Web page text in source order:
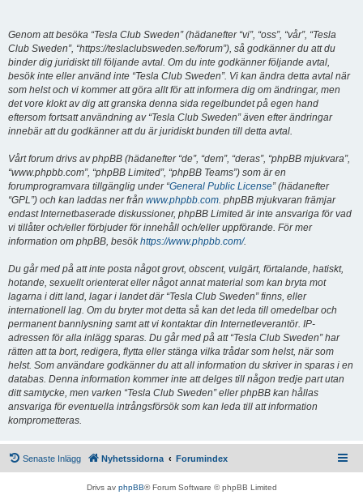
Genom att besöka “Tesla Club Sweden” (hädanefter “vi”, “oss”, “vår”, “Tesla
Club Sweden”, “https://teslaclubsweden.se/forum”), så godkänner du att du
binder dig juridiskt till följande avtal. Om du inte godkänner följande avtal,
besök inte eller använd inte “Tesla Club Sweden”. Vi kan ändra detta avtal när
som helst och vi kommer att göra allt för att informera dig om ändringar, men
det vore klokt av dig att granska denna sida regelbundet på egen hand
eftersom fortsatt användning av “Tesla Club Sweden” även efter ändringar
innebär att du godkänner att du är juridiskt bunden till detta avtal.
Vårt forum drivs av phpBB (hädanefter “de”, “dem”, “deras”, “phpBB mjukvara”,
“www.phpbb.com”, “phpBB Limited”, “phpBB Teams”) som är en
forumprogramvara tillgänglig under “General Public License” (hädanefter
“GPL”) och kan laddas ner från www.phpbb.com. phpBB mjukvaran främjar
endast Internetbaserade diskussioner, phpBB Limited är inte ansvariga för vad
vi tillåter och/eller förbjuder för innehåll och/eller uppförande. För mer
information om phpBB, besökhttps://www.phpbb.com/.
Du går med på att inte posta något grovt, obscent, vulgärt, förtalande, hatiskt,
hotande, sexuellt orienterat eller något annat material som kan bryta mot
lagarna i ditt land, lagar i landet där “Tesla Club Sweden” finns, eller
internationell lag. Om du bryter mot detta så kan det leda till omedelbar och
permanent bannlysning samt att vi kontaktar din Internetleverantör. IP-
adressen för alla inlägg sparas. Du går med på att “Tesla Club Sweden” har
rätten att ta bort, redigera, flytta eller stänga vilka trådar som helst, när som
helst. Som användare godkänner du att all information du skriver in sparas i en
databas. Denna information kommer inte att delges till någon tredje part utan
ditt samtycke, men varken “Tesla Club Sweden” eller phpBB kan hållas
ansvariga för eventuella intrångsförsök som kan leda till att information
komprometteras.
Senaste Inlägg Nyhetssidorna Forumindex
Drivs av phpBB® Forum Software © phpBB Limited